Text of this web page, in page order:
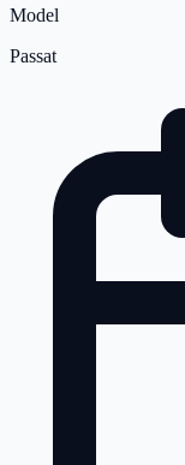
Model
Passat